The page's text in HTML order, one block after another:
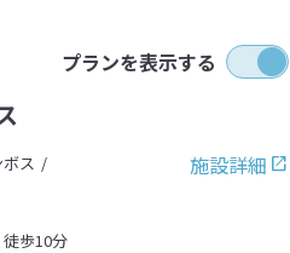
プランを表示する
施設詳細
ス
歩10分